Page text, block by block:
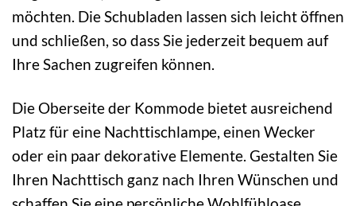
möchten. Die Schubladen lassen sich leicht öffnen
und schließen, so dass Sie jederzeit bequem auf
Ihre Sachen zugreifen können.
Die Oberseite der Kommode bietet ausreichend
Platz für eine Nachttischlampe, einen Wecker
oder ein paar dekorative Elemente. Gestalten Sie
Ihren Nachttisch ganz nach Ihren Wünschen und